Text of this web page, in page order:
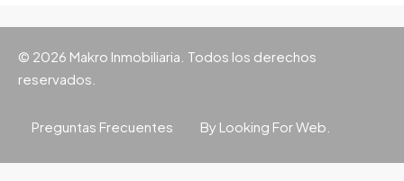
© 2026 Makro Inmobiliaria. Todos los derechos
reservados.
Preguntas Frecuentes By Looking For Web.